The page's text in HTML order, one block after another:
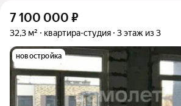
7 100 000 ₽
32,3 м² квартира-студия 3 этаж из 3
новостройка